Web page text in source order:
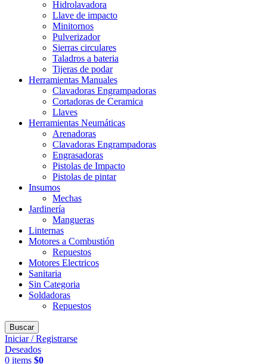
Hidrolavadora
Llave de impacto
Minitornos
Pulverizador
Sierras circulares
Taladros a bateria
Tijeras de podar
Herramientas Manuales
Clavadoras Engrampadoras
Cortadoras de Ceramica
Llaves
Herramientas Neumáticas
Arenadoras
Clavadoras Engrampadoras
Engrasadoras
Pistolas de Impacto
Pistolas de pintar
Insumos
Mechas
Jardinería
Mangueras
Linternas
Motores a Combustión
Repuestos
Motores Electricos
Sanitaria
Sin Categoria
Soldadoras
Repuestos
Buscar
Iniciar / Registrarse
Deseados
0 items $0